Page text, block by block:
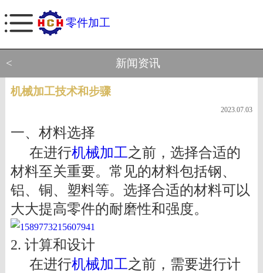
零件加工
< 新闻资讯
机械加工技术和步骤
2023.07.03
一、材料选择
在进行机械加工之前，选择合适的
材料至关重要。常见的材料包括钢、
铝、铜、塑料等。选择合适的材料可以
大大提高零件的耐磨性和强度。
2. 计算和设计
在进行机械加工之前，需要进行计